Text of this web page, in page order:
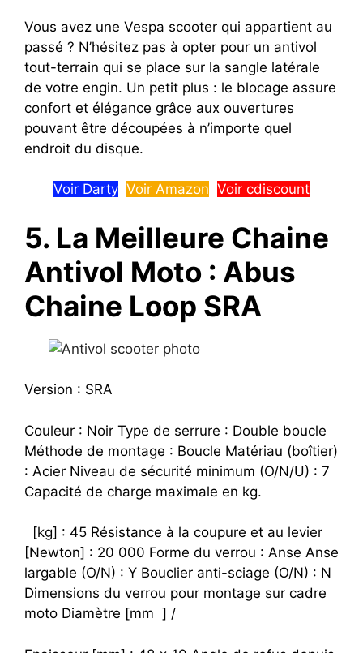
Vous avez une Vespa scooter qui appartient au
passé ? N’hésitez pas à opter pour un antivol
tout-terrain qui se place sur la sangle latérale
de votre engin. Un petit plus : le blocage assure
confort et élégance grâce aux ouvertures
pouvant être découpées à n’importe quel
endroit du disque.
Voir Darty Voir Amazon Voir cdiscount
5. La Meilleure Chaine
Antivol Moto : Abus
Chaine Loop SRA
Version : SRA
Couleur : Noir Type de serrure : Double boucle
Méthode de montage : Boucle Matériau (boîtier)
: Acier Niveau de sécurité minimum (O/N/U) : 7
Capacité de charge maximale en kg.
[kg] : 45 Résistance à la coupure et au levier
[Newton] : 20 000 Forme du verrou : Anse Anse
largable (O/N) : Y Bouclier anti-sciage (O/N) : N
Dimensions du verrou pour montage sur cadre
moto Diamètre [mm ] /